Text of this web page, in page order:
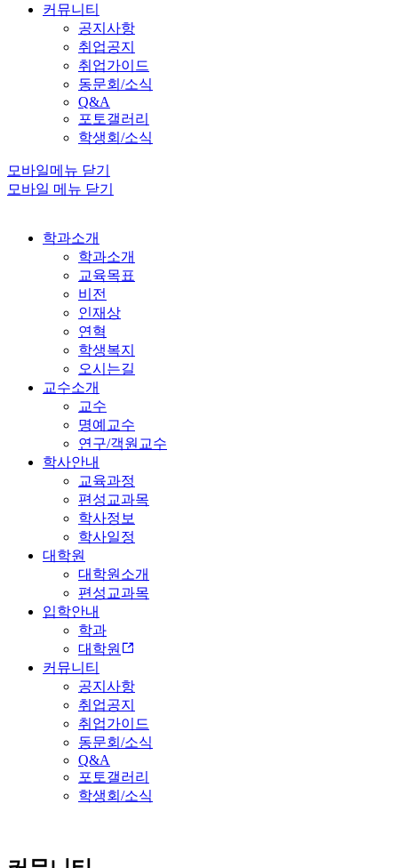
커뮤니티
공지사항
취업공지
취업가이드
동문회/소식
Q&A
포토갤러리
학생회/소식
모바일메뉴 닫기
모바일 메뉴 닫기
학과소개
학과소개
교육목표
비전
인재상
연혁
학생복지
오시는길
교수소개
교수
명예교수
연구/객원교수
학사안내
교육과정
편성교과목
학사정보
학사일정
대학원
대학원소개
편성교과목
입학안내
학과
대학원
커뮤니티
공지사항
취업공지
취업가이드
동문회/소식
Q&A
포토갤러리
학생회/소식